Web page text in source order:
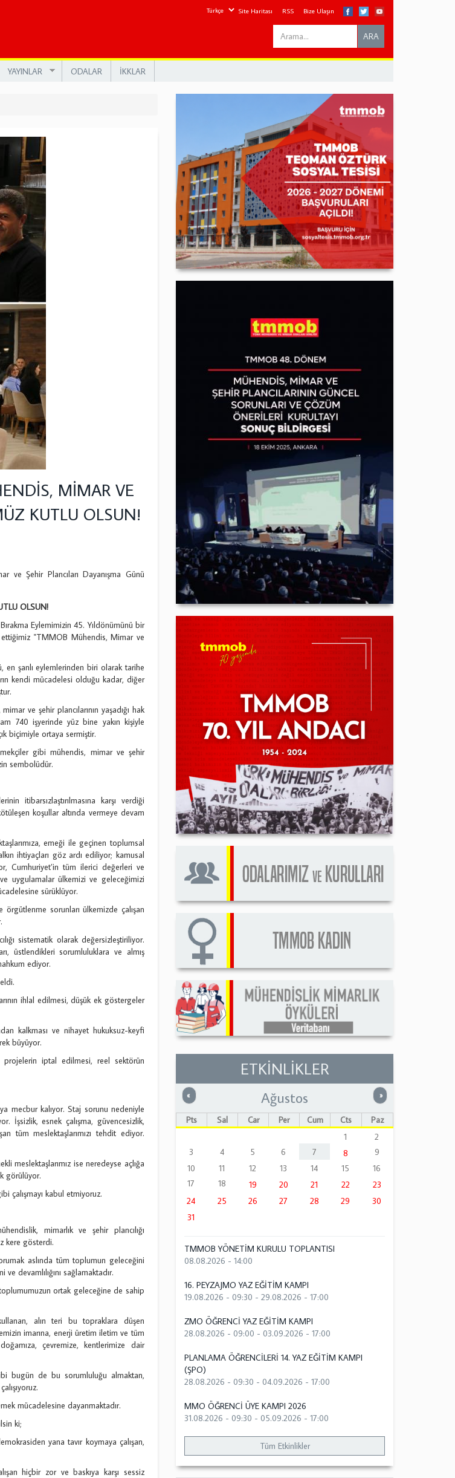
Site Haritası RSS Bize Ulaşın
Search
this
ARA
YAYINLAR ODALAR İKKLAR
MİMAR VE
KUTLU OLSUN!
Şehir Plancıları Dayanışma Günü
OLSUN!
Eylemimizin 45. Yıldönümünü bir
ettiğimiz "TMMOB Mühendis, Mimar ve
en şanlı eylemlerinden biri olarak tarihe
kendi mücadelesi olduğu kadar, diğer
ve şehir plancılarının yaşadığı hak
740 işyerinde yüz bine yakın kişiyle
biçimiyle ortaya sermiştir.
gibi mühendis, mimar ve şehir
sembolüdür.
itibarsızlaştırılmasına karşı verdiği
koşullar altında vermeye devam
emeği ile geçinen toplumsal
ihtiyaçları göz ardı ediliyor; kamusal
Cumhuriyet’in tüm ilerici değerleri ve
uygulamalar ülkemizi ve geleceğimizi
sürüklüyor.
örgütlenme sorunları ülkemizde çalışan
sistematik olarak değersizleştiriliyor.
üstlendikleri sorumluluklara ve almış
ediyor.
ihlal edilmesi, düşük ek göstergeler
kalkması ve nihayet hukuksuz-keyfi
büyüyor.
projelerin iptal edilmesi, reel sektörün
mecbur kalıyor. Staj sorunu nedeniyle
İşsizlik, esnek çalışma, güvencesizlik,
tüm meslektaşlarımızı tehdit ediyor.
meslektaşlarımız ise neredeyse açlığa
görülüyor.
çalışmayı kabul etmiyoruz.
mimarlık ve şehir plancılığı
kere gösterdi.
aslında tüm toplumun geleceğini
devamlılığını sağlamaktadır.
ortak geleceğine de sahip
alın teri bu topraklara düşen
imarına, enerji üretim iletim ve tüm
çevremize, kentlerimize dair
bugün de bu sorumluluğu almaktan,
mücadelesine dayanmaktadır.
ki;
yana tavır koymaya çalışan,
hiçbir zor ve baskıya karşı sessiz
ETKİNLİKLER
« Önceki »Sonraki
Ağustos
Pts Sal Çar Per Cum Cts
Paz
1
2
3
4 5 6 7 8
9
10
11 12 13 14 15
16
17
18 19 20 21 22
23
24
25 26 27 28 29
30
31
TMMOB YÖNETİM KURULU TOPLANTISI
08.08.2026 - 14:00
16. PEYZAJMO YAZ EĞİTİM KAMPI
19.08.2026 - 09:30 -29.08.2026 - 17:00
ZMO ÖĞRENCİ YAZ EĞİTİM KAMPI
28.08.2026 - 09:00 -03.09.2026 - 17:00
PLANLAMA ÖĞRENCİLERİ 14. YAZ EĞİTİM KAMPI
(ŞPO)
28.08.2026 - 09:30 -04.09.2026 - 17:00
MMO ÖĞRENCİ ÜYE KAMPI 2026
31.08.2026 - 09:30 -05.09.2026 - 17:00
Tüm Etkinlikler